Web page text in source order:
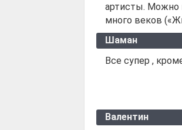
артисты. Можно
много веков
Шаман
Все супер ,
Валентин